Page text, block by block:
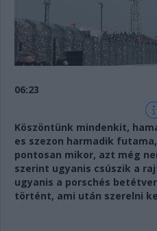
06:23
Köszöntünk mindenkit,
es szezon harmadik
pontosan mikor, azt még
szerint ugyanis csúszik a
ugyanis a porschés
történt, ami után szerelni